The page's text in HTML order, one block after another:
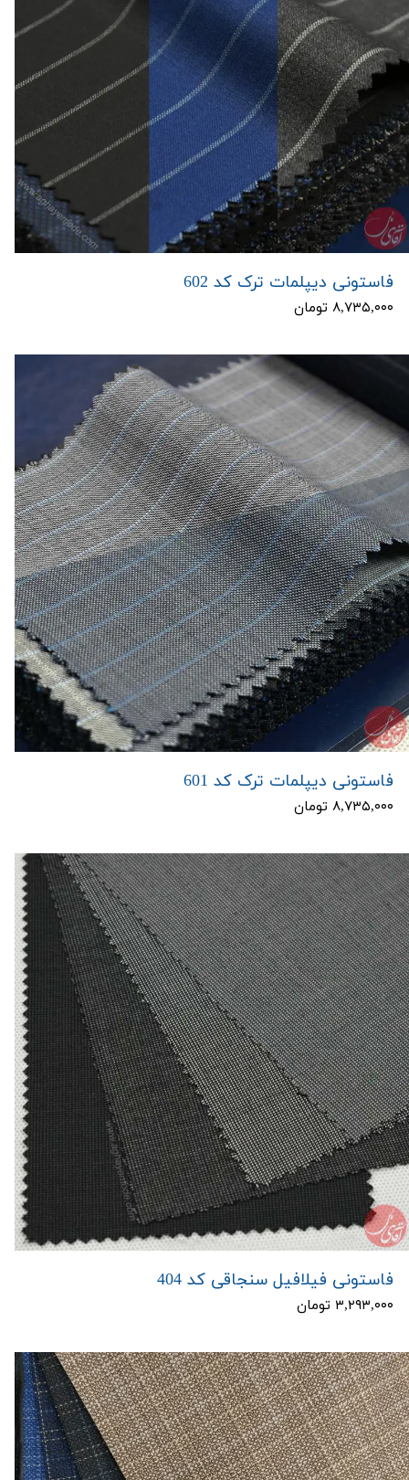
فاستونی دیپلمات ترک کد 602
۸,۷۳۵,۰۰۰ تومان
فاستونی دیپلمات ترک کد 601
۸,۷۳۵,۰۰۰ تومان
فاستونی فیلافیل سنجاقی کد 404
۳,۲۹۳,۰۰۰ تومان